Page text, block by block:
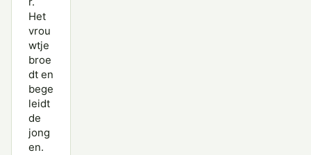
Het
vrou
wtje
broe
dt en
bege
leidt
de
jong
en.